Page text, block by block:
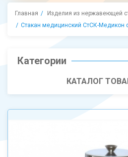
Главная Изделия из нержавеющей
Стакан медицинский СтСК-Медикон
Категории
КАТАЛОГ